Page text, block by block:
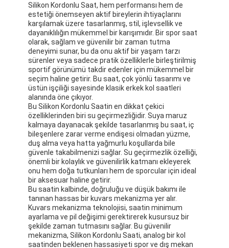
Silikon Kordonlu Saat, hem performansı hem de
estetiği önemseyen aktif bireylerin ihtiyaçlarını
karşılamak üzere tasarlanmış, stil, işlevsellik ve
dayanıklılığın mükemmel bir karışımıdır. Bir spor saat
olarak, sağlam ve güvenilir bir zaman tutma
deneyimi sunar, bu da onu aktif bir yaşam tarzı
sürenler veya sadece pratik özelliklerle birleştirilmiş
sportif görünümü takdir edenler için mükemmel bir
seçim haline getirir. Bu saat, çok yönlü tasarımı ve
üstün işçiliği sayesinde klasik erkek kol saatleri
alanında öne çıkıyor.
Bu Silikon Kordonlu Saatin en dikkat çekici
özelliklerinden biri su geçirmezliğidir. Suya maruz
kalmaya dayanacak şekilde tasarlanmış bu saat, iç
bileşenlere zarar verme endişesi olmadan yüzme,
duş alma veya hatta yağmurlu koşullarda bile
güvenle takabilmenizi sağlar. Su geçirmezlik özelliği,
önemli bir kolaylık ve güvenilirlik katmanı ekleyerek
onu hem doğa tutkunları hem de sporcular için ideal
bir aksesuar haline getirir.
Bu saatin kalbinde, doğruluğu ve düşük bakımı ile
tanınan hassas bir kuvars mekanizma yer alır.
Kuvars mekanizma teknolojisi, saatin minimum
ayarlama ve pil değişimi gerektirerek kusursuz bir
şekilde zaman tutmasını sağlar. Bu güvenilir
mekanizma, Silikon Kordonlu Saati, analog bir kol
saatinden beklenen hassasiyeti spor ve dış mekan